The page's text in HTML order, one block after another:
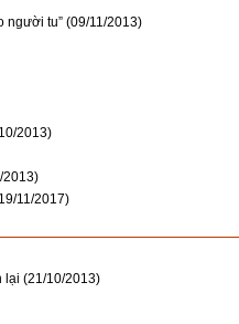
người tu” (09/11/2013)
2013)
2013)
11/2017)
lại (21/10/2013)